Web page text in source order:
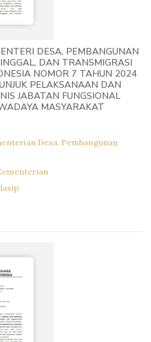
DESA, PEMBANGUNAN
DAN TRANSMIGRASI
NOMOR 7 TAHUN 2024
PELAKSANAAN DAN
JABATAN FUNGSIONAL
MASYARAKAT
Desa, Pembangunan